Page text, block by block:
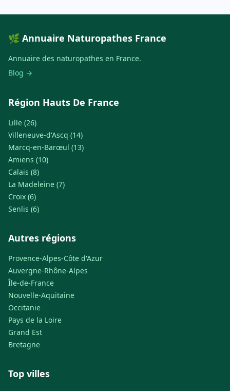
🌿 Annuaire Naturopathes France
Annuaire des naturopathes en France.
Blog →
Région Hauts De France
Lille (26)
Villeneuve-d'Ascq (14)
Marcq-en-Barœul (13)
Amiens (10)
Calais (8)
La Madeleine (7)
Croix (6)
Senlis (6)
Autres régions
Provence-Alpes-Côte d'Azur
Auvergne-Rhône-Alpes
Île-de-France
Nouvelle-Aquitaine
Occitanie
Pays de la Loire
Grand Est
Bretagne
Top villes